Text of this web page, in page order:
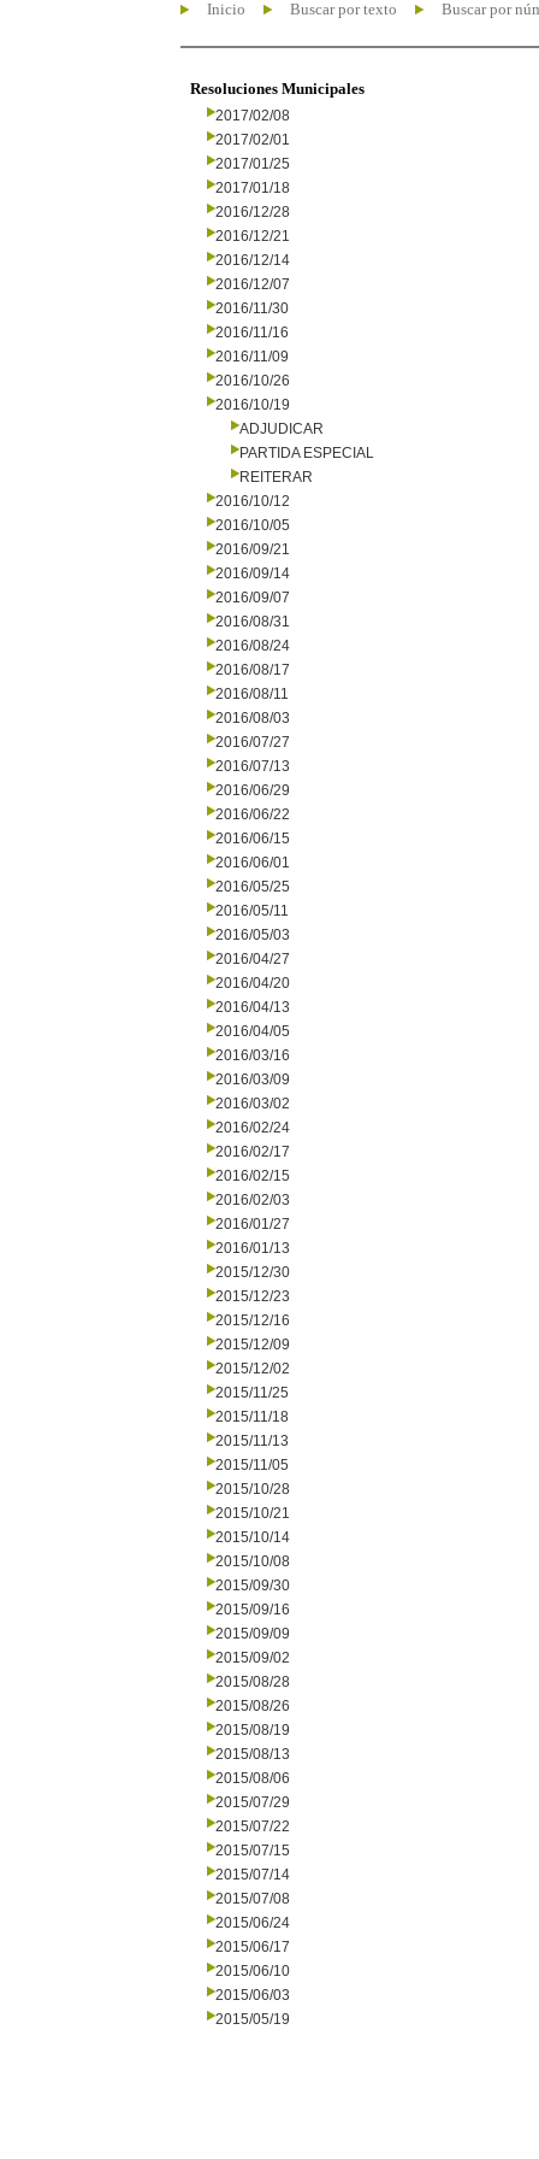
Inicio Buscar por texto Buscar por
Resoluciones Municipales
2017/02/08
2017/02/01
2017/01/25
2017/01/18
2016/12/28
2016/12/21
2016/12/14
2016/12/07
2016/11/30
2016/11/16
2016/11/09
2016/10/26
2016/10/19
ADJUDICAR
PARTIDA ESPECIAL
REITERAR
2016/10/12
2016/10/05
2016/09/21
2016/09/14
2016/09/07
2016/08/31
2016/08/24
2016/08/17
2016/08/11
2016/08/03
2016/07/27
2016/07/13
2016/06/29
2016/06/22
2016/06/15
2016/06/01
2016/05/25
2016/05/11
2016/05/03
2016/04/27
2016/04/20
2016/04/13
2016/04/05
2016/03/16
2016/03/09
2016/03/02
2016/02/24
2016/02/17
2016/02/15
2016/02/03
2016/01/27
2016/01/13
2015/12/30
2015/12/23
2015/12/16
2015/12/09
2015/12/02
2015/11/25
2015/11/18
2015/11/13
2015/11/05
2015/10/28
2015/10/21
2015/10/14
2015/10/08
2015/09/30
2015/09/16
2015/09/09
2015/09/02
2015/08/28
2015/08/26
2015/08/19
2015/08/13
2015/08/06
2015/07/29
2015/07/22
2015/07/15
2015/07/14
2015/07/08
2015/06/24
2015/06/17
2015/06/10
2015/06/03
2015/05/19